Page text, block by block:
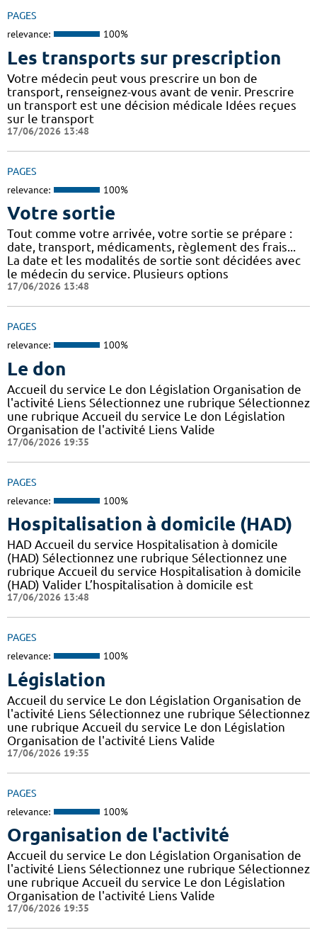
PAGES
relevance: 100%
Les transports sur prescription
Votre médecin peut vous prescrire un bon de
transport, renseignez-vous avant de venir. Prescrire
un transport est une décision médicale Idées reçues
sur le transport
17/06/2026 13:48
PAGES
relevance: 100%
Votre sortie
Tout comme votre arrivée, votre sortie se prépare :
date, transport, médicaments, règlement des frais...
La date et les modalités de sortie sont décidées avec
le médecin du service. Plusieurs options
17/06/2026 13:48
PAGES
relevance: 100%
Le don
Accueil du service Le don Législation Organisation de
l'activité Liens Sélectionnez une rubrique Sélectionnez
une rubrique Accueil du service Le don Législation
Organisation de l'activité Liens Valide
17/06/2026 19:35
PAGES
relevance: 100%
Hospitalisation à domicile (HAD)
HAD Accueil du service Hospitalisation à domicile
(HAD) Sélectionnez une rubrique Sélectionnez une
rubrique Accueil du service Hospitalisation à domicile
(HAD) Valider L’hospitalisation à domicile est
17/06/2026 13:48
PAGES
relevance: 100%
Législation
Accueil du service Le don Législation Organisation de
l'activité Liens Sélectionnez une rubrique Sélectionnez
une rubrique Accueil du service Le don Législation
Organisation de l'activité Liens Valide
17/06/2026 19:35
PAGES
relevance: 100%
Organisation de l'activité
Accueil du service Le don Législation Organisation de
l'activité Liens Sélectionnez une rubrique Sélectionnez
une rubrique Accueil du service Le don Législation
Organisation de l'activité Liens Valide
17/06/2026 19:35